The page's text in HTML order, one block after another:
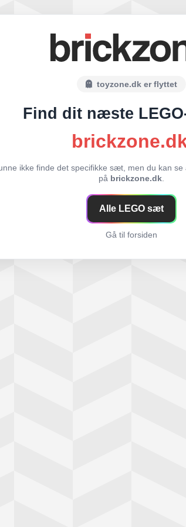
toyzone.dk er flyttet
Find dit næste
ikke finde det specifikke sæt, men du kan se
på brickzone.dk.
Alle LEGO sæt
Gå til forsiden